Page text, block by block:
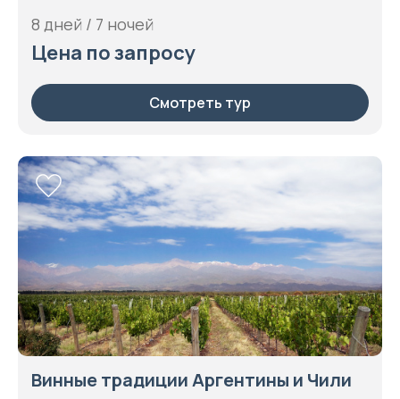
8 дней / 7 ночей
Цена по запросу
Смотреть тур
Винные традиции Аргентины и Чили